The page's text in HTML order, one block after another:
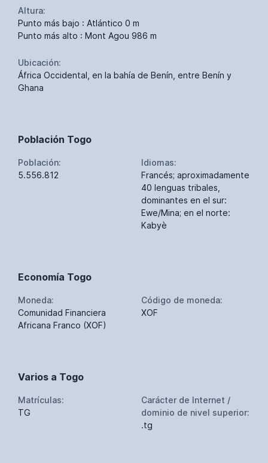
Altura:
Punto más bajo : Atlántico 0 m
Punto más alto : Mont Agou 986 m
Ubicación:
África Occidental, en la bahía de Benín, entre Benín y
Ghana
Población Togo
Población:
5.556.812
Idiomas:
Francés; aproximadamente
40 lenguas tribales,
dominantes en el sur:
Ewe/Mina; en el norte:
Kabyè
Economía Togo
Moneda:
Comunidad Financiera
Africana Franco (XOF)
Código de moneda:
XOF
Varios a Togo
Matrículas:
TG
Carácter de Internet /
dominio de nivel superior:
.tg